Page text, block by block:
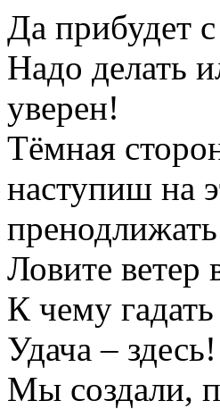
Да прибудет
Надо делать
уверен!
Тёмная
наступиш на
Ловите ветер
К чему
Удача –
Мы создали,